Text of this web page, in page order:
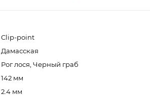
Clip-point
Дамасская
Рог лося, Черный граб
142 мм
2.4 мм